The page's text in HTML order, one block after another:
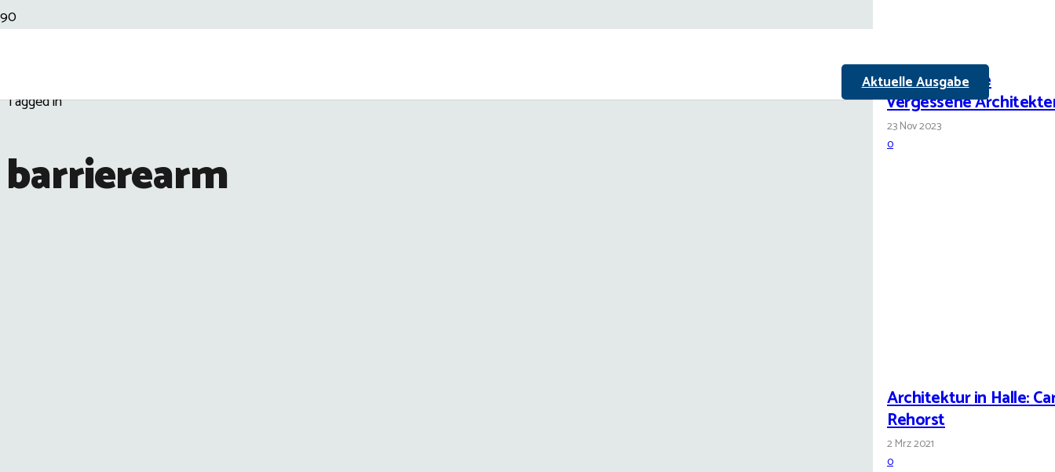
Aktuelle Ausgabe
Halles beinahe
vergessene
23 Nov 2023
0
Architektur in Halle:
Rehorst
2 Mrz 2021
0
Tagged in
barrierearm